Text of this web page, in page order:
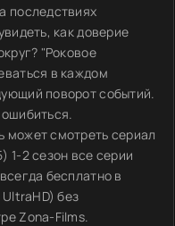
последствиях
как доверие
"Роковое
в каждом
поворот событий.
может смотреть сериал
1-2 сезон все серии
бесплатно в
без
Zona-Films.